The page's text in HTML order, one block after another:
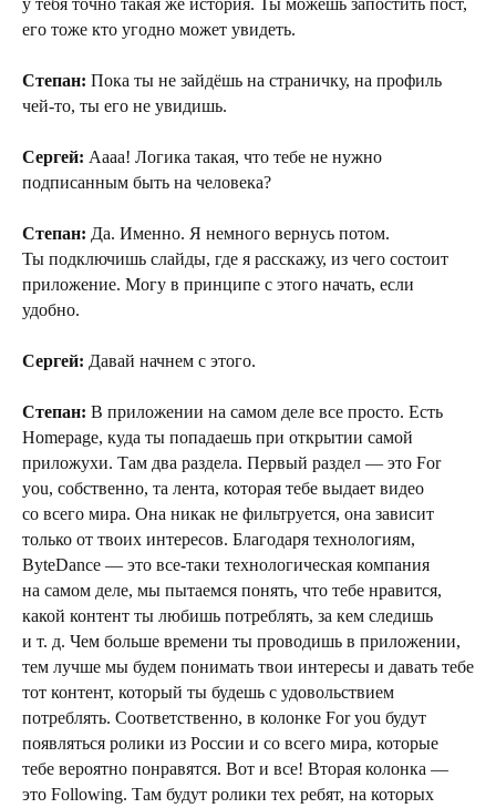
у тебя точно такая же история. Ты можешь запостить пост,
его тоже кто угодно может увидеть.
Степан: Пока ты не зайдёшь на страничку, на профиль
чей-то, ты его не увидишь.
Сергей: Аааа! Логика такая, что тебе не нужно
подписанным быть на человека?
Степан: Да. Именно. Я немного вернусь потом.
Ты подключишь слайды, где я расскажу, из чего состоит
приложение. Могу в принципе с этого начать, если
удобно.
Сергей: Давай начнем с этого.
Степан: В приложении на самом деле все просто. Есть
Homepage, куда ты попадаешь при открытии самой
приложухи. Там два раздела. Первый раздел — это For
you, собственно, та лента, которая тебе выдает видео
со всего мира. Она никак не фильтруется, она зависит
только от твоих интересов. Благодаря технологиям,
ByteDance — это все-таки технологическая компания
на самом деле, мы пытаемся понять, что тебе нравится,
какой контент ты любишь потреблять, за кем следишь
и т. д. Чем больше времени ты проводишь в приложении,
тем лучше мы будем понимать твои интересы и давать тебе
тот контент, который ты будешь с удовольствием
потреблять. Соответственно, в колонке For you будут
появляться ролики из России и со всего мира, которые
тебе вероятно понравятся. Вот и все! Вторая колонка —
это Following. Там будут ролики тех ребят, на которых